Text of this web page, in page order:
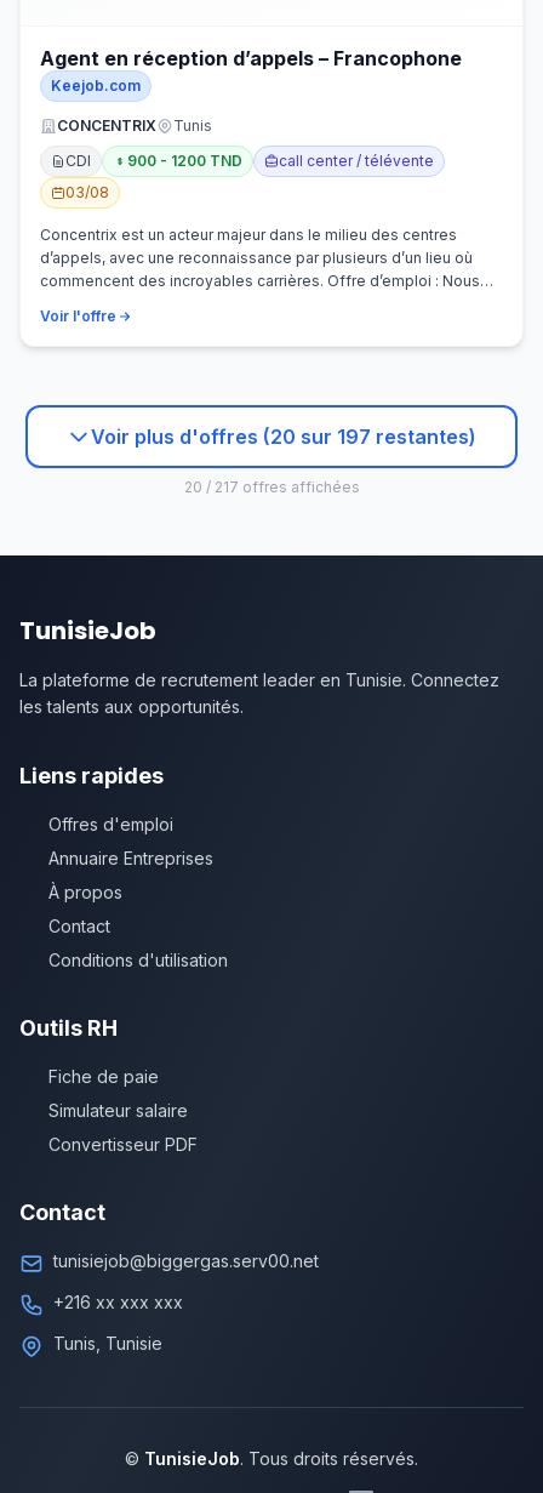
Agent en réception d’appels – Francophone
Keejob.com
CONCENTRIX
Tunis
CDI
900 - 1200 TND
call center / télévente
03/08
Concentrix est un acteur majeur dans le milieu des centres
d’appels, avec une reconnaissance par plusieurs d’un lieu où
commencent des incroyables carrières. Offre d’emploi : Nous
Voir l'offre
Voir plus d'offres (20 sur 197 restantes)
20 / 217 offres affichées
TunisieJob
La plateforme de recrutement leader en Tunisie. Connectez
les talents aux opportunités.
Liens rapides
Offres d'emploi
Annuaire Entreprises
À propos
Contact
Conditions d'utilisation
Outils RH
Fiche de paie
Simulateur salaire
Convertisseur PDF
Contact
tunisiejob@biggergas.serv00.net
+216 xx xxx xxx
Tunis, Tunisie
© TunisieJob. Tous droits réservés.